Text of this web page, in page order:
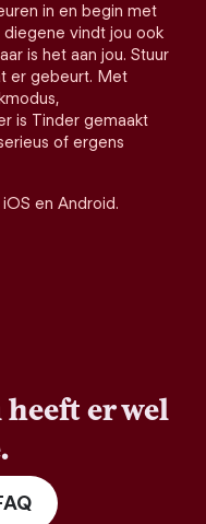
in en begin met
diegene vindt jou ook
is het aan jou. Stuur
er gebeurt. Met
is Tinder gemaakt
of ergens
en Android.
er wel